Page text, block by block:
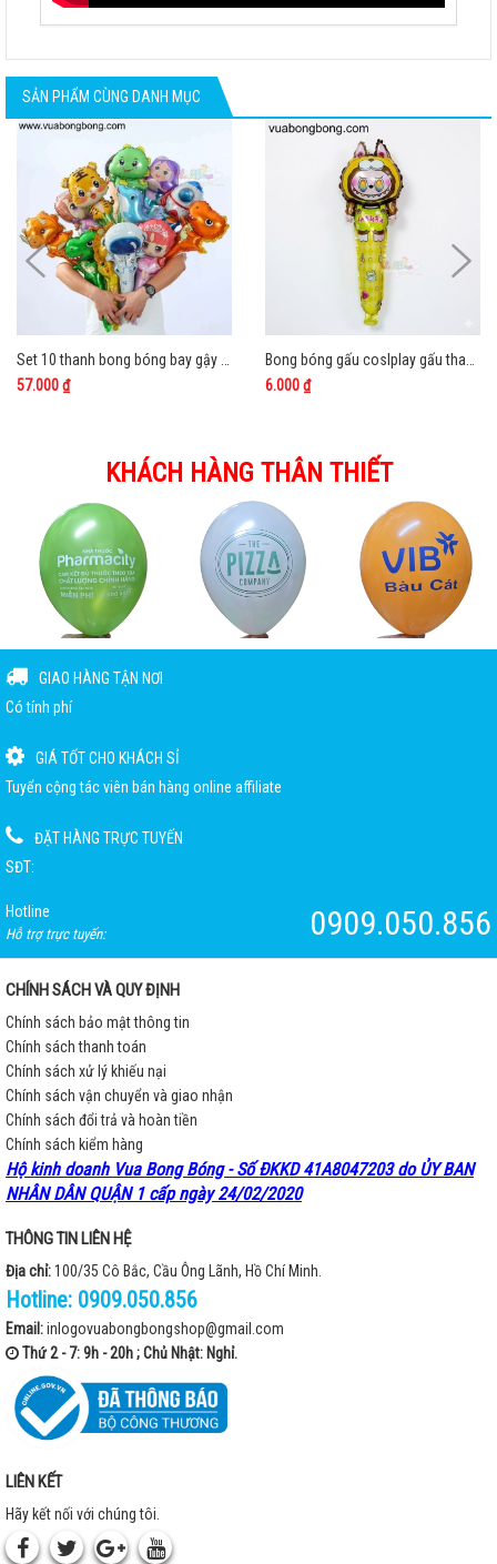
SẢN PHẨM CÙNG DANH MỤC
57.000 ₫
6.000 ₫
KHÁCH HÀNG THÂN THIẾT
GIAO HÀNG TẬN NƠI
Có tính phí
GIÁ TỐT CHO KHÁCH SỈ
Tuyển cộng tác viên bán hàng online affiliate
ĐẶT HÀNG TRỰC TUYẾN
SĐT:
Hotline
Hỗ trợ trực tuyến: 0909.050.856
CHÍNH SÁCH VÀ QUY ĐỊNH
Chính sách bảo mật thông tin
Chính sách thanh toán
Chính sách xử lý khiếu nại
Chính sách vận chuyển và giao nhận
Chính sách đổi trả và hoàn tiền
Chính sách kiểm hàng
Hộ kinh doanh Vua Bong Bóng - Số ĐKKD 41A8047203 do ỦY BAN
NHÂN DÂN QUẬN 1 cấp ngày 24/02/2020
THÔNG TIN LIÊN HỆ
Địa chỉ:100/35 Cô Bắc, Cầu Ông Lãnh, Hồ Chí Minh.
Hotline: 0909.050.856
Email:inlogovuabongbongshop@gmail.com
Thứ 2 - 7: 9h - 20h ; Chủ Nhật: Nghỉ.
LIÊN KẾT
Hãy kết nối với chúng tôi.